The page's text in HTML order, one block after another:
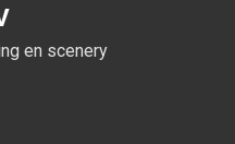
en scenery